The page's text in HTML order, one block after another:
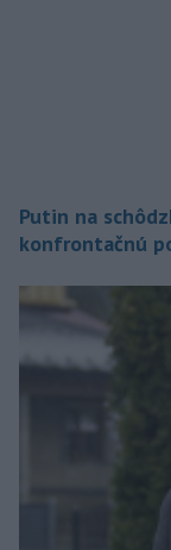
Putin na
konfrontačnú